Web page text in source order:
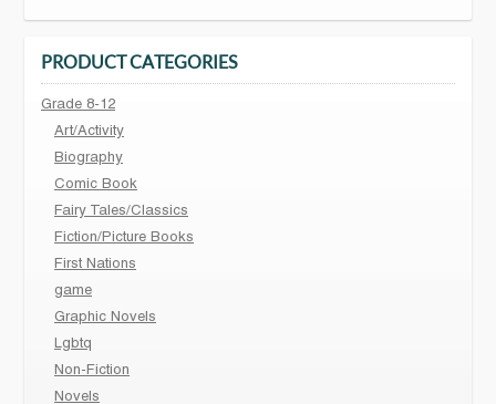
PRODUCT CATEGORIES
Grade 8-12
Art/Activity
Biography
Comic Book
Fairy Tales/Classics
Fiction/Picture Books
First Nations
game
Graphic Novels
Lgbtq
Non-Fiction
Novels